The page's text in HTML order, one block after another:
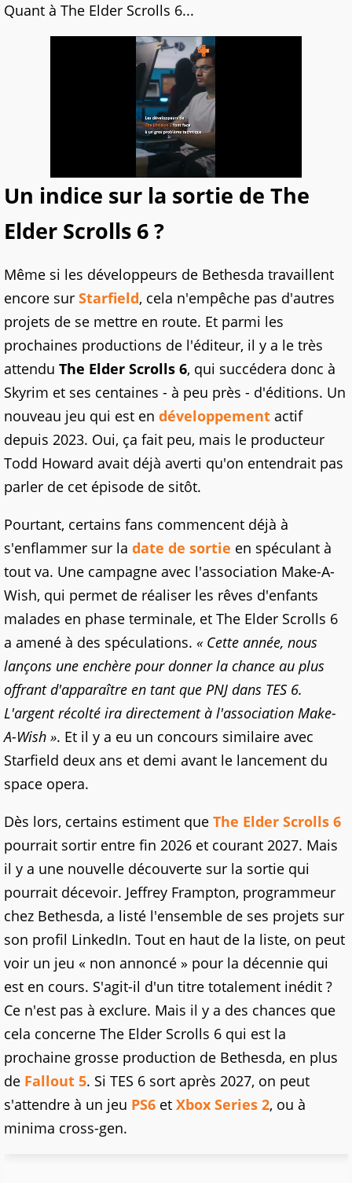
Quant à The Elder Scrolls 6...
Un indice sur la sortie de The
Elder Scrolls 6 ?
Même si les développeurs de Bethesda travaillent
encore sur Starfield, cela n'empêche pas d'autres
projets de se mettre en route. Et parmi les
prochaines productions de l'éditeur, il y a le très
attendu The Elder Scrolls 6, qui succédera donc à
Skyrim et ses centaines - à peu près - d'éditions. Un
nouveau jeu qui est en développement actif
depuis 2023. Oui, ça fait peu, mais le producteur
Todd Howard avait déjà averti qu'on entendrait pas
parler de cet épisode de sitôt.
Pourtant, certains fans commencent déjà à
s'enflammer sur la date de sortie en spéculant à
tout va. Une campagne avec l'association Make-A-
Wish, qui permet de réaliser les rêves d'enfants
malades en phase terminale, et The Elder Scrolls 6
a amené à des spéculations. « Cette année, nous
lançons une enchère pour donner la chance au plus
offrant d'apparaître en tant que PNJ dans TES 6.
L'argent récolté ira directement à l'association Make-
A-Wish ». Et il y a eu un concours similaire avec
Starfield deux ans et demi avant le lancement du
space opera.
Dès lors, certains estiment que The Elder Scrolls 6
pourrait sortir entre fin 2026 et courant 2027. Mais
il y a une nouvelle découverte sur la sortie qui
pourrait décevoir. Jeffrey Frampton, programmeur
chez Bethesda, a listé l'ensemble de ses projets sur
son profil LinkedIn. Tout en haut de la liste, on peut
voir un jeu « non annoncé » pour la décennie qui
est en cours. S'agit-il d'un titre totalement inédit ?
Ce n'est pas à exclure. Mais il y a des chances que
cela concerne The Elder Scrolls 6 qui est la
prochaine grosse production de Bethesda, en plus
de Fallout 5. Si TES 6 sort après 2027, on peut
s'attendre à un jeu PS6 et Xbox Series 2, ou à
minima cross-gen.